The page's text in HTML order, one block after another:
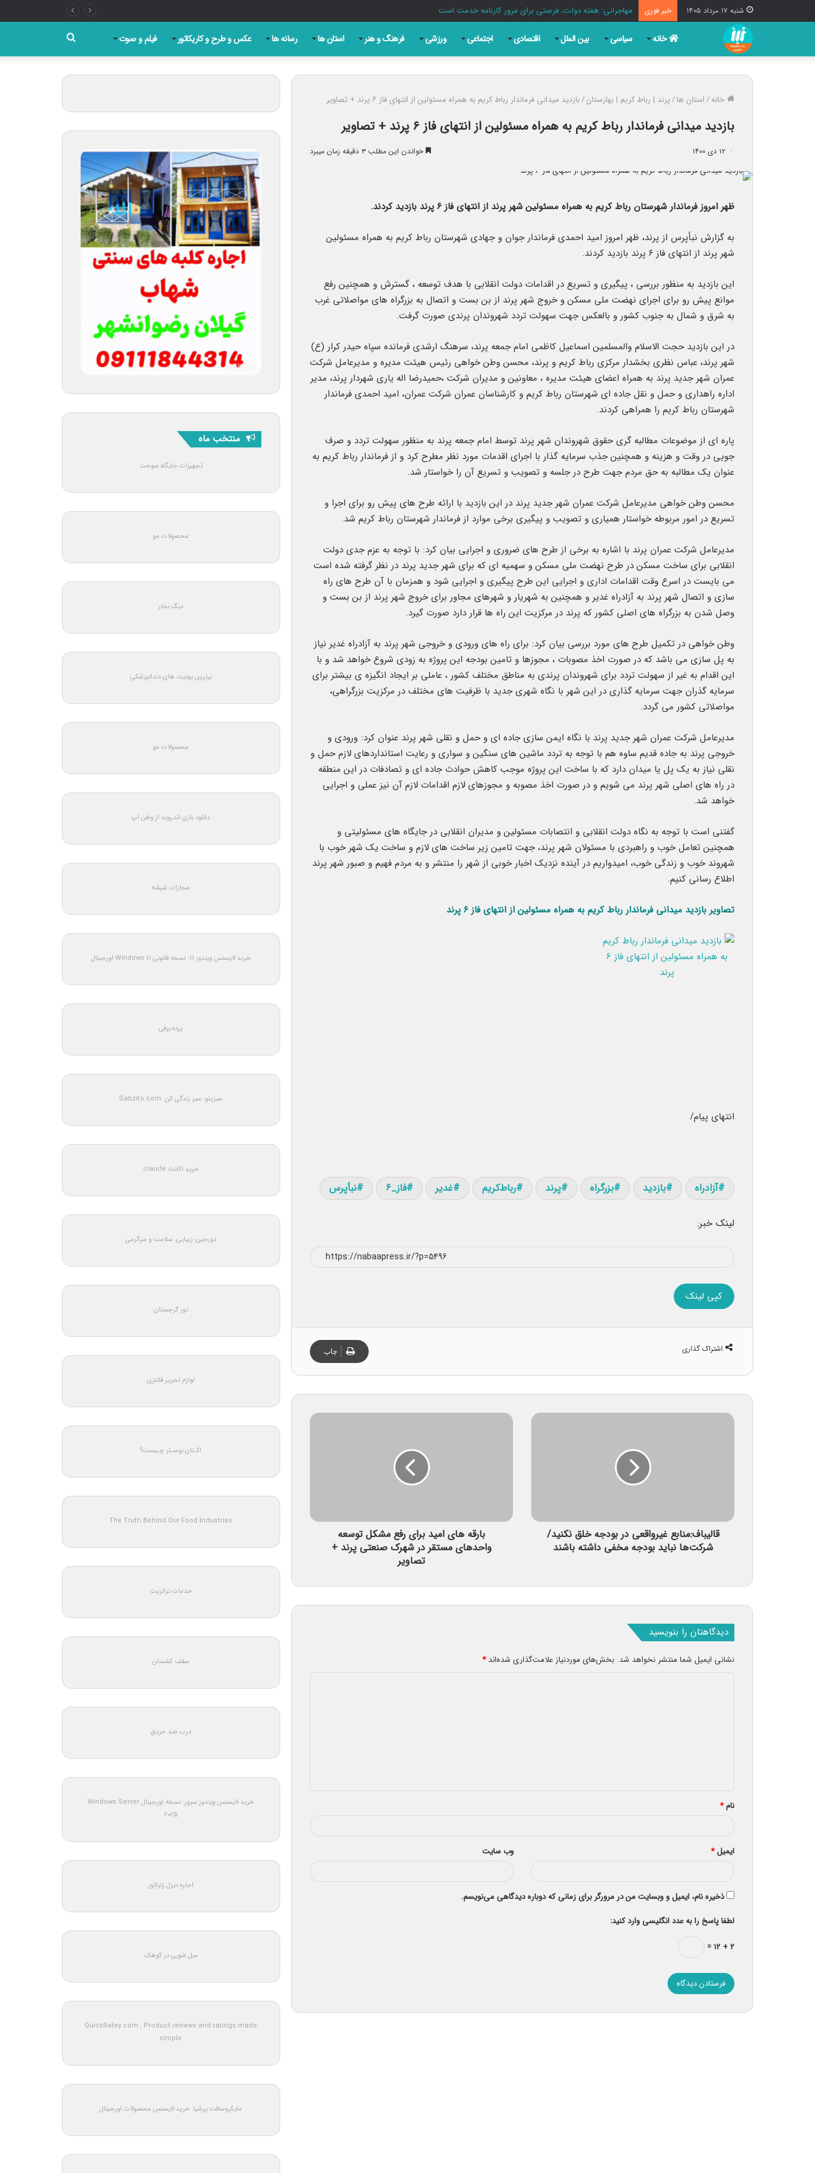
شنبه ۱۷ مرداد ۱۴۰۵ خبر فوری مهاجرانی: هفته دولت، فرصتی برای مرور کارنامه خدمت است
خانه سیاسی بین الملل اقتصادی اجتماعی ورزشی فرهنگ و هنر استان ها رسانه ها عکس و طرح و کاریکاتور فیلم و صوت
برای
خانه/استان ها/پرند | رباط کریم | بهارستان/بازدید میدانی فرماندار رباط کریم به همراه مسئولین از انتهای فاز ۶ پرند + تصاویر
بازدید میدانی فرماندار رباط کریم به همراه مسئولین از انتهای فاز ۶ پرند + تصاویر
۱۲ دی ۱۴۰۰ خواندن این مطلب ۳ دقیقه زمان میبرد
ظهر امروز فرماندار شهرستان رباط کریم به همراه مسئولین شهر پرند از انتهای فاز ۶ پرند بازدید کردند.
به گزارش نبأپرس از پرند، ظهر امروز امید احمدی فرماندار جوان و جهادی شهرستان رباط کریم به همراه مسئولین
شهر پرند از انتهای فاز ۶ پرند بازدید کردند.
این بازدید به منظور بررسی ، پیگیری و تسریع در اقدامات دولت انقلابی با هدف توسعه ، گسترش و همچنین رفع
موانع پیش رو برای اجرای نهضت ملی مسکن و خروج شهر پرند از بن بست و اتصال به بزرگراه های مواصلاتی غرب
به شرق و شمال به جنوب کشور و بالعکس جهت سهولت تردد شهروندان پرندی صورت گرفت.
در این بازدید حجت الاسلام والمسلمین اسماعیل کاظمی امام جمعه پرند، سرهنگ ارشدی فرمانده سپاه حیدر کرار (ع)
شهر پرند، عباس نظری بخشدار مرکزی رباط کریم و پرند، محسن وطن خواهی رئیس هیئت مدیره و مدیرعامل شرکت
عمران شهر جدید پرند به همراه اعضای هیئت مدیره ، معاونین و مدیران شرکت ،حمیدرضا اله یاری شهردار پرند، مدیر
اداره راهداری و حمل و نقل جاده ای شهرستان رباط کریم و کارشناسان عمران شرکت عمران، امید احمدی فرماندار
شهرستان رباط کریم را همراهی کردند.
پاره ای از موضوعات مطالبه گری حقوق شهروندان شهر پرند توسط امام جمعه پرند به منظور سهولت تردد و صرف
جویی در وقت و هزینه و همچنین جذب سرمایه گذار با اجرای اقدمات مورد نظر مطرح کرد و از فرماندار رباط کریم به
عنوان یک مطالبه به حق مردم جهت طرح در جلسه و تصویب و تسریع آن را خواستار شد.
محسن وطن خواهی مدیرعامل شرکت عمران شهر جدید پرند در این بازدید با ارائه طرح های پیش رو برای اجرا و
تسریع در امور مربوطه خواستار همیاری و تصویب و پیگیری برخی موارد از فرماندار شهرستان رباط کریم شد.
مدیرعامل شرکت عمران پرند با اشاره به برخی از طرح های ضروری و اجرایی بیان کرد: با توجه به عزم جدی دولت
انقلابی برای ساخت مسکن در طرح نهضت ملی مسکن و سهمیه ای که برای شهر جدید پرند در نظر گرفته شده است
می بایست در اسرع وقت اقدامات اداری و اجرایی این طرح پیگیری و اجرایی شود و همزمان با آن طرح های راه
سازی و اتصال شهر پرند به آزادراه غدیر و همچنین به شهریار و شهرهای مجاور برای خروج شهر پرند از بن بست و
وصل شدن به بزرگراه های اصلی کشور که پرند در مرکزیت این راه ها قرار دارد صورت گیرد.
وطن خواهی در تکمیل طرح های مورد بررسی بیان کرد: برای راه های ورودی و خروجی شهر پرند به آزادراه غدیر نیاز
به پل سازی می باشد که در صورت اخذ مصوبات ، مجوزها و تامین بودجه این پروژه به زودی شروع خواهد شد و با
این اقدام به غیر از سهولت تردد برای شهروندان پرندی به مناطق مختلف کشور ، عاملی بر ایجاد انگیزه ی بیشتر برای
سرمایه گذران جهت سرمایه گذاری در این شهر با نگاه شهری جدید با ظرفیت های مختلف در مرکزیت بزرگراهی،
مواصلاتی کشور می گردد.
مدیرعامل شرکت عمران شهر جدید پرند با نگاه ایمن سازی جاده ای و حمل و نقلی شهر پرند عنوان کرد: ورودی و
خروجی پرند به جاده قدیم ساوه هم با توجه به تردد ماشین های سنگین و سواری و رعایت استانداردهای لازم حمل و
نقلی نیاز به یک پل یا میدان دارد که با ساخت این پروژه موجب کاهش حوادث جاده ای و تصادفات در این منطقه
در راه های اصلی شهر پرند می شویم و در صورت اخذ مصوبه و مجوزهای لازم اقدامات لازم آن نیز عملی و اجرایی
خواهد شد.
گفتنی است با توجه به نگاه دولت انقلابی و انتصابات مسئولین و مدیران انقلابی در جایگاه های مسئولیتی و
همچنین تعامل خوب و راهبردی با مسئولان شهر پرند، جهت تامین زیر ساخت های لازم و ساخت یک شهر خوب با
شهروند خوب و زندگی خوب، امیدواریم در آینده نزدیک اخبار خوبی از شهر را منتشر و به مردم فهیم و صبور شهر پرند
اطلاع رسانی کنیم.
تصاویر بازدید میدانی فرماندار رباط کریم به همراه مسئولین از انتهای فاز ۶ پرند
انتهای پیام/
آزادراه بازدید بزرگراه پرند رباط‌کریم غدیر فاز_۶ نبأپرس
لینک خبر:
کپی لینک
اشتراک گذاری چاپ
قالیباف:منابع غیرواقعی در بودجه خلق نکنید/
شرکت‌ها نباید بودجه مخفی داشته باشند
بارقه های امید برای رفع مشکل توسعه
واحدهای مستقر در شهرک صنعتی پرند +
تصاویر
دیدگاهتان را بنویسید
نشانی ایمیل شما منتشر نخواهد شد. بخش‌های موردنیاز علامت‌گذاری شده‌اند*
*
نام*
ایمیل* وب‌ سایت
ذخیره نام، ایمیل و وبسایت من در مرورگر برای زمانی که دوباره دیدگاهی می‌نویسم.
لطفا پاسخ را به عدد انگلیسی وارد کنید:
۲ + ۱۲ =
منتخب ماه
تجهیزات جایگاه سوخت
محصولات مو
دیگ بخار
برترین یونیت های دندانپزشکی
محصولات مو
دانلود بازی اندروید از وطن اپ
مجازات شیشه
خرید لایسنس ویندوز 11: نسخه قانونی Windows 11 اورجینال
پرده برقی
سبزیتو: سبز زندگی کن: Sabzito.com
خرید اکانت claude
دورجین؛ زیبایی، سلامت و سرگرمی
تور گرجستان
لوازم تحریر فانتزی
اکـتان بوسـتر چـیست؟
The Truth Behind Our Food Industries
خدمات ترانزیت
سقف کشسان
درب ضد حریق
خرید لایسنس ویندوز سرور: نسخه اورجینال Windows Server
2025
اجاره دیزل ژنراتور
مبل شویی در کوهک
QuickRatey.com : Product reviews and ratings made
simple
مایکروسافت پرشیا: خرید لایسنس محصولات اورجینال